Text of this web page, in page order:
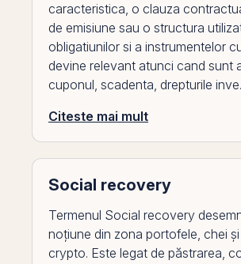
caracteristica, o clauza
de emisiune sau o structura
obligatiunilor si a instrumentelor
devine relevant atunci cand sunt
cuponul, scadenta, drepturile
Citeste mai mult
Social recovery
Termenul Social recovery
noțiune din zona portofele, chei
crypto. Este legat de păstrarea,